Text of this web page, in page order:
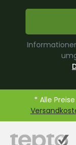
* Alle